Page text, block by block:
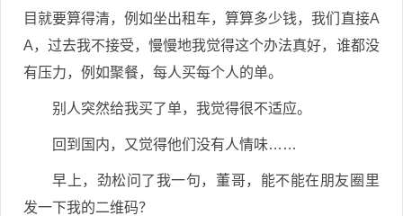
目就要算得清，例如坐出租车，算算多少钱，我们直接A
A，过去我不接受，慢慢地我觉得这个办法真好，谁都没
有压力，例如聚餐，每人买每个人的单。
别人突然给我买了单，我觉得很不适应。
回到国内，又觉得他们没有人情味……
早上，劲松问了我一句，董哥，能不能在朋友圈里
发一下我的二维码？